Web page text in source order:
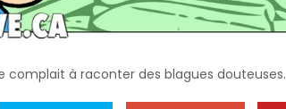
complait à raconter des blagues douteuses.